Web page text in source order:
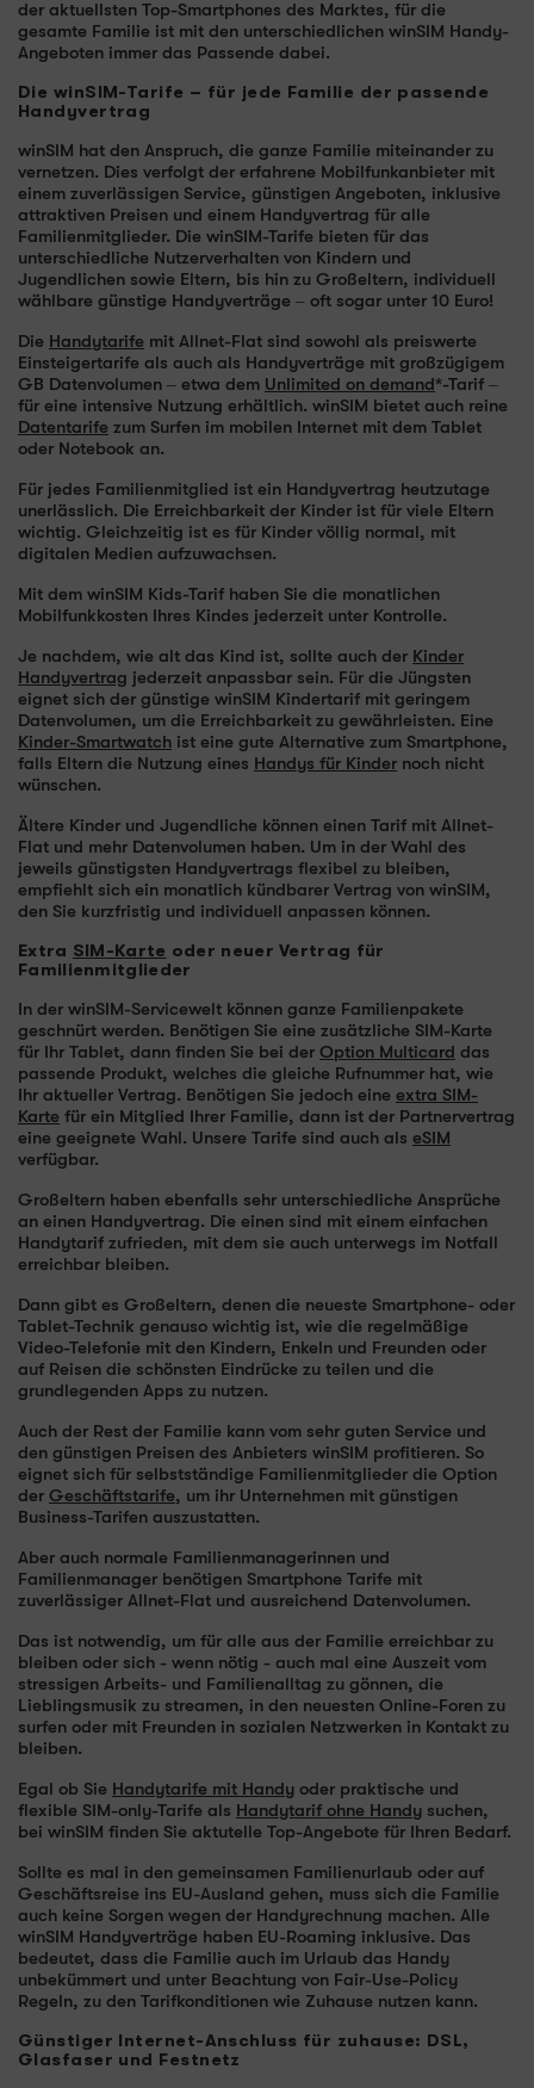
der aktuellsten Top-Smartphones des Marktes, für die
gesamte Familie ist mit den unterschiedlichen winSIM Handy-
Angeboten immer das Passende dabei.
Die winSIM-Tarife – für jede Familie der passende
Handyvertrag
winSIM hat den Anspruch, die ganze Familie miteinander zu
vernetzen. Dies verfolgt der erfahrene Mobilfunkanbieter mit
einem zuverlässigen Service, günstigen Angeboten, inklusive
attraktiven Preisen und einem Handyvertrag für alle
Familienmitglieder. Die winSIM-Tarife bieten für das
unterschiedliche Nutzerverhalten von Kindern und
Jugendlichen sowie Eltern, bis hin zu Großeltern, individuell
wählbare günstige Handyverträge – oft sogar unter 10 Euro!
Die Handytarife mit Allnet-Flat sind sowohl als preiswerte
Einsteigertarife als auch als Handyverträge mit großzügigem
GB Datenvolumen – etwa dem Unlimited on demand*-Tarif –
für eine intensive Nutzung erhältlich. winSIM bietet auch reine
Datentarife zum Surfen im mobilen Internet mit dem Tablet
oder Notebook an.
Für jedes Familienmitglied ist ein Handyvertrag heutzutage
unerlässlich. Die Erreichbarkeit der Kinder ist für viele Eltern
wichtig. Gleichzeitig ist es für Kinder völlig normal, mit
digitalen Medien aufzuwachsen.
Mit dem winSIM Kids-Tarif haben Sie die monatlichen
Mobilfunkkosten Ihres Kindes jederzeit unter Kontrolle.
Je nachdem, wie alt das Kind ist, sollte auch der Kinder
Handyvertrag jederzeit anpassbar sein. Für die Jüngsten
eignet sich der günstige winSIM Kindertarif mit geringem
Datenvolumen, um die Erreichbarkeit zu gewährleisten. Eine
Kinder-Smartwatch ist eine gute Alternative zum Smartphone,
falls Eltern die Nutzung eines Handys für Kinder noch nicht
wünschen.
Ältere Kinder und Jugendliche können einen Tarif mit Allnet-
Flat und mehr Datenvolumen haben. Um in der Wahl des
jeweils günstigsten Handyvertrags flexibel zu bleiben,
empfiehlt sich ein monatlich kündbarer Vertrag von winSIM,
den Sie kurzfristig und individuell anpassen können.
Extra SIM-Karte oder neuer Vertrag für
Familienmitglieder
In der winSIM-Servicewelt können ganze Familienpakete
geschnürt werden. Benötigen Sie eine zusätzliche SIM-Karte
für Ihr Tablet, dann finden Sie bei der Option Multicard das
passende Produkt, welches die gleiche Rufnummer hat, wie
Ihr aktueller Vertrag. Benötigen Sie jedoch eine extra SIM-
Karte für ein Mitglied Ihrer Familie, dann ist der Partnervertrag
eine geeignete Wahl. Unsere Tarife sind auch als eSIM
verfügbar.
Großeltern haben ebenfalls sehr unterschiedliche Ansprüche
an einen Handyvertrag. Die einen sind mit einem einfachen
Handytarif zufrieden, mit dem sie auch unterwegs im Notfall
erreichbar bleiben.
Dann gibt es Großeltern, denen die neueste Smartphone- oder
Tablet-Technik genauso wichtig ist, wie die regelmäßige
Video-Telefonie mit den Kindern, Enkeln und Freunden oder
auf Reisen die schönsten Eindrücke zu teilen und die
grundlegenden Apps zu nutzen.
Auch der Rest der Familie kann vom sehr guten Service und
den günstigen Preisen des Anbieters winSIM profitieren. So
eignet sich für selbstständige Familienmitglieder die Option
der Geschäftstarife, um ihr Unternehmen mit günstigen
Business-Tarifen auszustatten.
Aber auch normale Familienmanagerinnen und
Familienmanager benötigen Smartphone Tarife mit
zuverlässiger Allnet-Flat und ausreichend Datenvolumen.
Das ist notwendig, um für alle aus der Familie erreichbar zu
bleiben oder sich - wenn nötig - auch mal eine Auszeit vom
stressigen Arbeits- und Familienalltag zu gönnen, die
Lieblingsmusik zu streamen, in den neuesten Online-Foren zu
surfen oder mit Freunden in sozialen Netzwerken in Kontakt zu
bleiben.
Egal ob Sie Handytarife mit Handy oder praktische und
flexible SIM-only-Tarife als Handytarif ohne Handy suchen,
bei winSIM finden Sie aktutelle Top-Angebote für Ihren Bedarf.
Sollte es mal in den gemeinsamen Familienurlaub oder auf
Geschäftsreise ins EU-Ausland gehen, muss sich die Familie
auch keine Sorgen wegen der Handyrechnung machen. Alle
winSIM Handyverträge haben EU-Roaming inklusive. Das
bedeutet, dass die Familie auch im Urlaub das Handy
unbekümmert und unter Beachtung von Fair-Use-Policy
Regeln, zu den Tarifkonditionen wie Zuhause nutzen kann.
Günstiger Internet-Anschluss für zuhause: DSL,
Glasfaser und Festnetz